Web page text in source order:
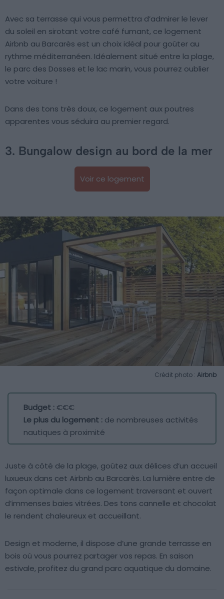
Avec sa terrasse qui vous permettra d’admirer le lever
du soleil en sirotant votre café fumant, ce logement
Airbnb au Barcarès est un choix idéal pour goûter au
rythme méditerranéen. Idéalement situé entre la plage,
le parc des Dosses et le lac marin, vous pourrez oublier
votre voiture !
Dans des tons très doux, ce logement aux poutres
apparentes vous séduira au premier regard.
3. Bungalow design au bord de la mer
Voir ce logement
Crédit photo : Airbnb
Budget :€€€
Le plus du logement : de nombreuses activités
nautiques à proximité
Juste à côté de la plage, goûtez aux délices d’un accueil
luxueux dans cet Airbnb au Barcarès. La lumière entre de
façon optimale dans ce logement traversant et ouvert
d’immenses baies vitrées. Des tons cannelle et chocolat
le rendent chaleureux et accueillant.
Design et moderne, il dispose d’une grande terrasse en
bois où vous pourrez partager vos repas. En saison
estivale, profitez du grand parc aquatique du domaine.